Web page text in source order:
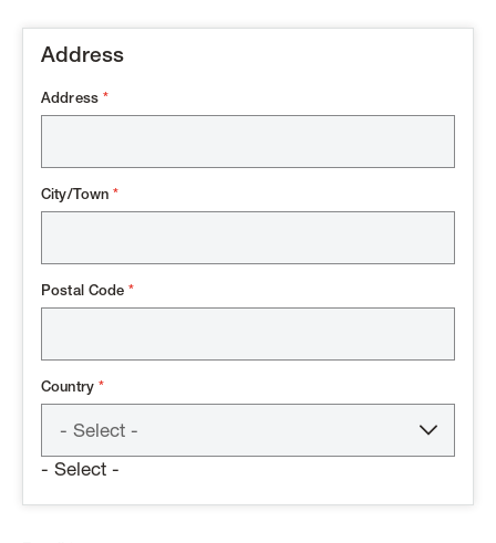
Address
Address
City/Town
Postal Code
Country
- Select -
- Select -